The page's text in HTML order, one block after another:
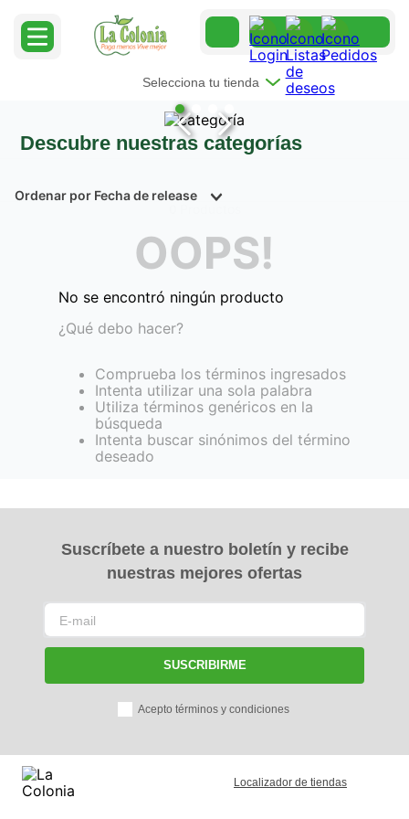
Selecciona tu tienda
Descubre nuestras categorías
Ordenar por Fecha de release
OOPS!
No se encontró ningún producto
¿Qué debo hacer?
Comprueba los términos ingresados
Intenta utilizar una sola palabra
Utiliza términos genéricos en la
búsqueda
Intenta buscar sinónimos del término
deseado
Suscríbete a nuestro boletín y recibe
nuestras mejores ofertas
SUSCRIBIRME
Acepto términos y condiciones
Localizador de tiendas